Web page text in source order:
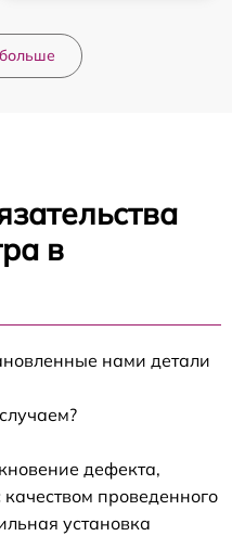
в
нами детали
дефекта,
проведенного
установка